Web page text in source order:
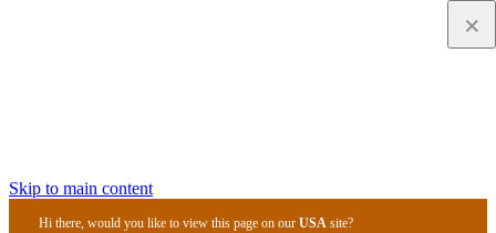
Skip to main content
Hi there, would you like to view this page on ourUSA site?